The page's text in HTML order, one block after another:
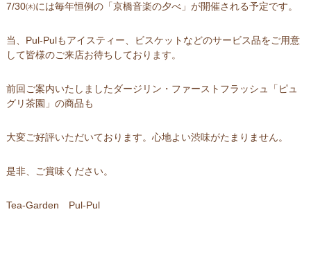
7/30㈭には毎年恒例の「京橋音楽の夕べ」が開催される予定です。
当、Pul-Pulもアイスティー、ビスケットなどのサービス品をご用意
して皆様のご来店お待ちしております。
前回ご案内いたしましたダージリン・ファーストフラッシュ「ピュ
グリ茶園」の商品も
大変ご好評いただいております。心地よい渋味がたまりません。
是非、ご賞味ください。
Tea-Garden Pul-Pul